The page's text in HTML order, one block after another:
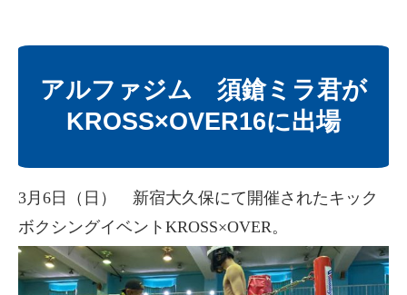
アルファジム 須鎗ミラ君が
KROSS×OVER16に出場
3月6日（日） 新宿大久保にて開催されたキック
ボクシングイベントKROSS×OVER。